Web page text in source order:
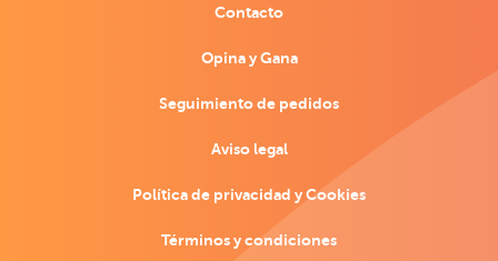
Contacto
Opina y Gana
Seguimiento de pedidos
Aviso legal
Política de privacidad y Cookies
Términos y condiciones